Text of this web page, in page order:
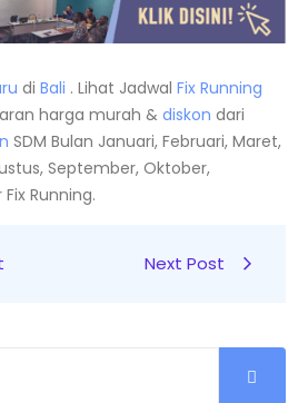
di Bali . Lihat Jadwal Fix Running
harga murah & diskon dari
SDM Bulan Januari, Februari, Maret,
September, Oktober,
Running.
Next Post